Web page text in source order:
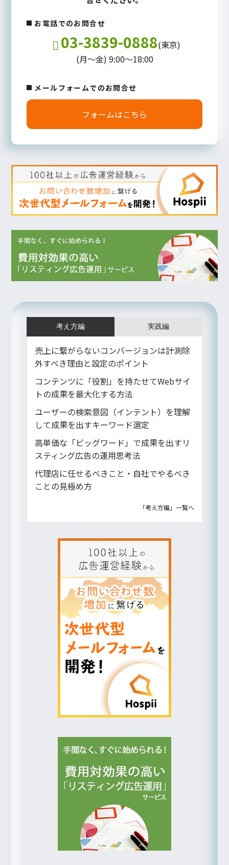
お電話でのお問合せ
03-3839-0888(東京)
(月～金) 9:00～18:00
メールフォームでのお問合せ
フォームはこちら
考え方編 実践編
売上に繋がらないコンバージョンは計測除
外すべき理由と設定のポイント
コンテンツに「役割」を持たせてWebサイ
トの成果を最大化する方法
ユーザーの検索意図（インテント）を理解
して成果を出すキーワード選定
高単価な「ビッグワード」で成果を出すリ
スティング広告の運用思考法
代理店に任せるべきこと・自社でやるべき
ことの見極め方
「考え方編」一覧へ